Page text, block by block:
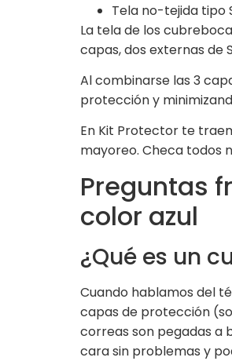
Tela no-tejida tipo
La tela de los
capas, dos externas
Al combinarse las 3
protección y
En Kit Protector te
mayoreo. Checa todos
Preguntas
color azul
¿Qué es un
Cuando hablamos del
capas de protección
correas son pegadas a
cara sin problemas y